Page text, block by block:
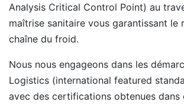
Analysis Critical Control Point) au
maîtrise sanitaire vous garantissant le
chaîne du froid.
Nous nous engageons dans les
Logistics (international featured
avec des certifications obtenues dans